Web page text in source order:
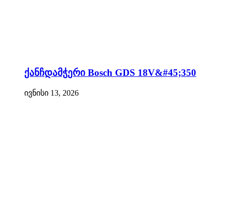
ქანჩდამჭერი Bosch GDS 18V&#45;350
ივნისი 13, 2026